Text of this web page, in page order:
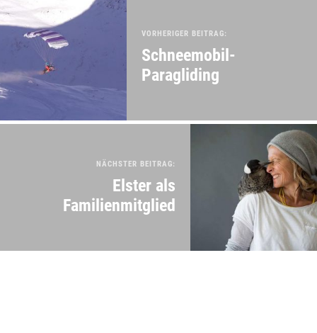
VORHERIGER BEITRAG:
Schneemobil-
Paragliding
NÄCHSTER BEITRAG:
Elster als
Familienmitglied